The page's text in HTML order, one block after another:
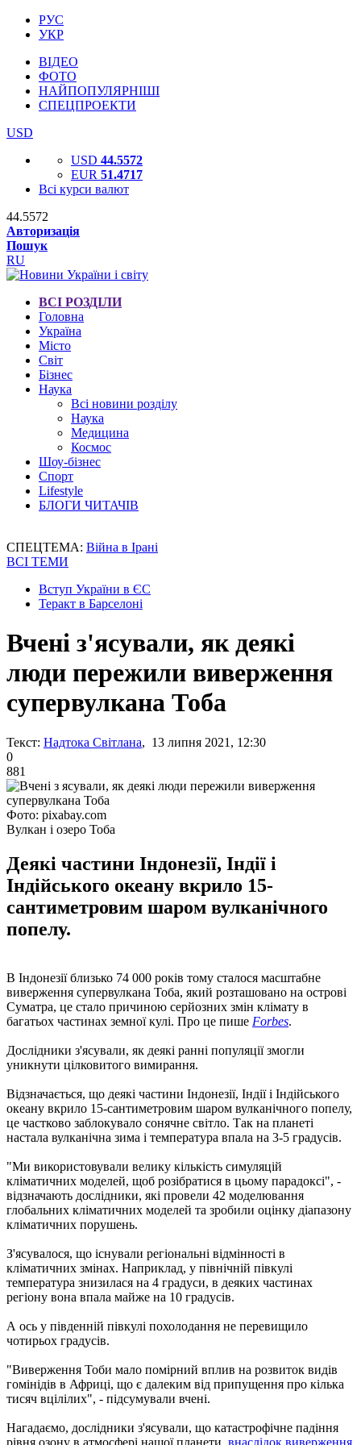
РУС
УКР
ВІДЕО
ФОТО
НАЙПОПУЛЯРНІШІ
СПЕЦПРОЕКТИ
USD
USD 44.5572
EUR 51.4717
Всі курси валют
44.5572
Авторизація
Пошук
RU
ВСІ РОЗДІЛИ
Головна
Україна
Місто
Світ
Бізнес
Наука
Всі новини розділу
Наука
Медицина
Космос
Шоу-бізнес
Спорт
Lifestyle
БЛОГИ ЧИТАЧІВ
СПЕЦТЕМА: Війна в Ірані
ВСІ ТЕМИ
Вступ України в ЄС
Теракт в Барселоні
Вчені з'ясували, як деякі
люди пережили виверження
супервулкана Тоба
Текст: Надтока Світлана, 13 липня 2021, 12:30
0
881
Фото: pixabay.com
Вулкан і озеро Тоба
Деякі частини Індонезії, Індії і
Індійського океану вкрило 15-
сантиметровим шаром вулканічного
попелу.
В Індонезії близько 74 000 років тому сталося масштабне
виверження супервулкана Тоба, який розташовано на острові
Суматра, це стало причиною серйозних змін клімату в
багатьох частинах земної кулі. Про це пише Forbes.
Дослідники з'ясували, як деякі ранні популяції змогли
уникнути цілковитого вимирання.
Відзначається, що деякі частини Індонезії, Індії і Індійського
океану вкрило 15-сантиметровим шаром вулканічного попелу,
це частково заблокувало сонячне світло. Так на планеті
настала вулканічна зима і температура впала на 3-5 градусів.
"Ми використовували велику кількість симуляцій
кліматичних моделей, щоб розібратися в цьому парадоксі", -
відзначають дослідники, які провели 42 моделювання
глобальних кліматичних моделей та зробили оцінку діапазону
кліматичних порушень.
З'ясувалося, що існували регіональні відмінності в
кліматичних змінах. Наприклад, у північній півкулі
температура знизилася на 4 градуси, в деяких частинах
регіону вона впала майже на 10 градусів.
А ось у південній півкулі похолодання не перевищило
чотирьох градусів.
"Виверження Тоби мало помірний вплив на розвиток видів
гомінідів в Африці, що є далеким від припущення про кілька
тисяч вцілілих", - підсумували вчені.
Нагадаємо, дослідники з'ясували, що катастрофічне падіння
рівня озону в атмосфері нашої планети, внаслідок виверження